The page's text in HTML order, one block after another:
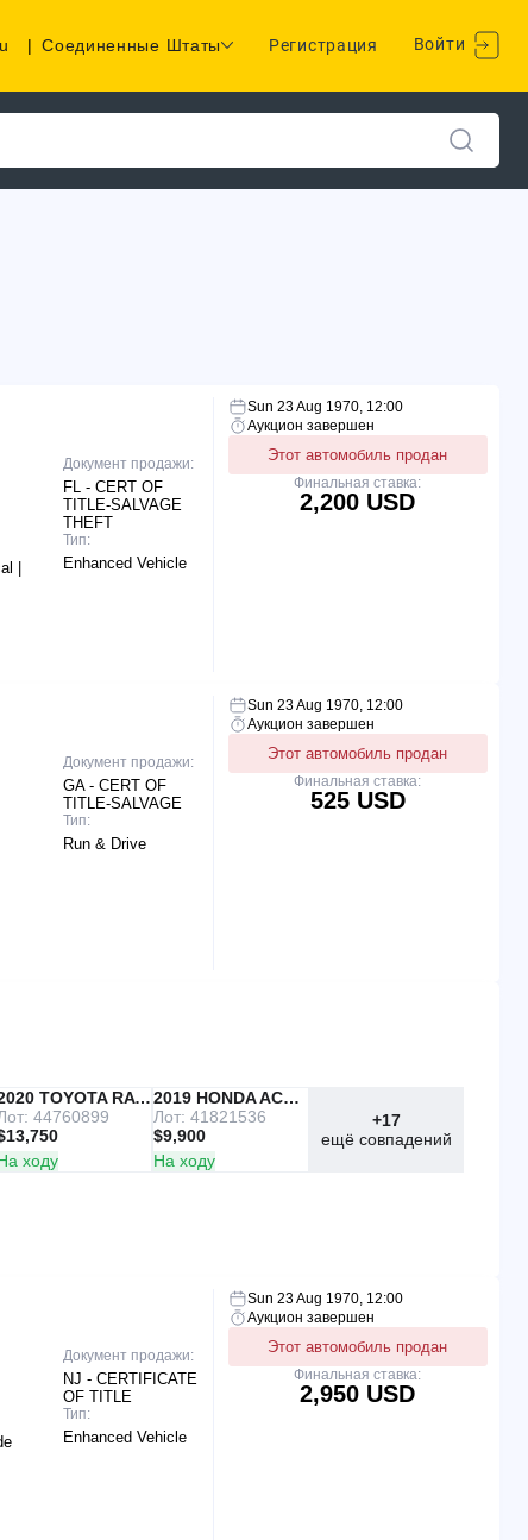
| Соединенные Штаты Регистрация Войти
|
Документ продажи:
FL - CERT OF
TITLE-SALVAGE
THEFT
Тип:
Enhanced Vehicle
Sun 23 Aug 1970, 12:00
Аукцион завершен
Этот автомобиль продан
Финальная ставка:
2,200 USD
Документ продажи:
GA - CERT OF
TITLE-SALVAGE
Тип:
Run & Drive
Sun 23 Aug 1970, 12:00
Аукцион завершен
Этот автомобиль продан
Финальная ставка:
525 USD
2020 TOYOTA RAV4
44760899
ходу
Copart
2019 HONDA ACCORD
Лот: 41821536
$9,900
На ходу
+17
ещё совпадений
Документ продажи:
NJ - CERTIFICATE
OF TITLE
Тип:
Enhanced Vehicle
Sun 23 Aug 1970, 12:00
Аукцион завершен
Этот автомобиль продан
Финальная ставка:
2,950 USD